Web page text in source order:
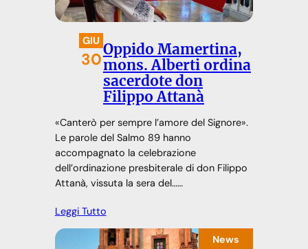
GIU
30Oppido Mamertina,
mons. Alberti ordina
sacerdote don
Filippo Attanà
«Canterò per sempre l’amore del Signore».
Le parole del Salmo 89 hanno
accompagnato la celebrazione
dell’ordinazione presbiterale di don Filippo
Attanà, vissuta la sera del……
Leggi Tutto
News